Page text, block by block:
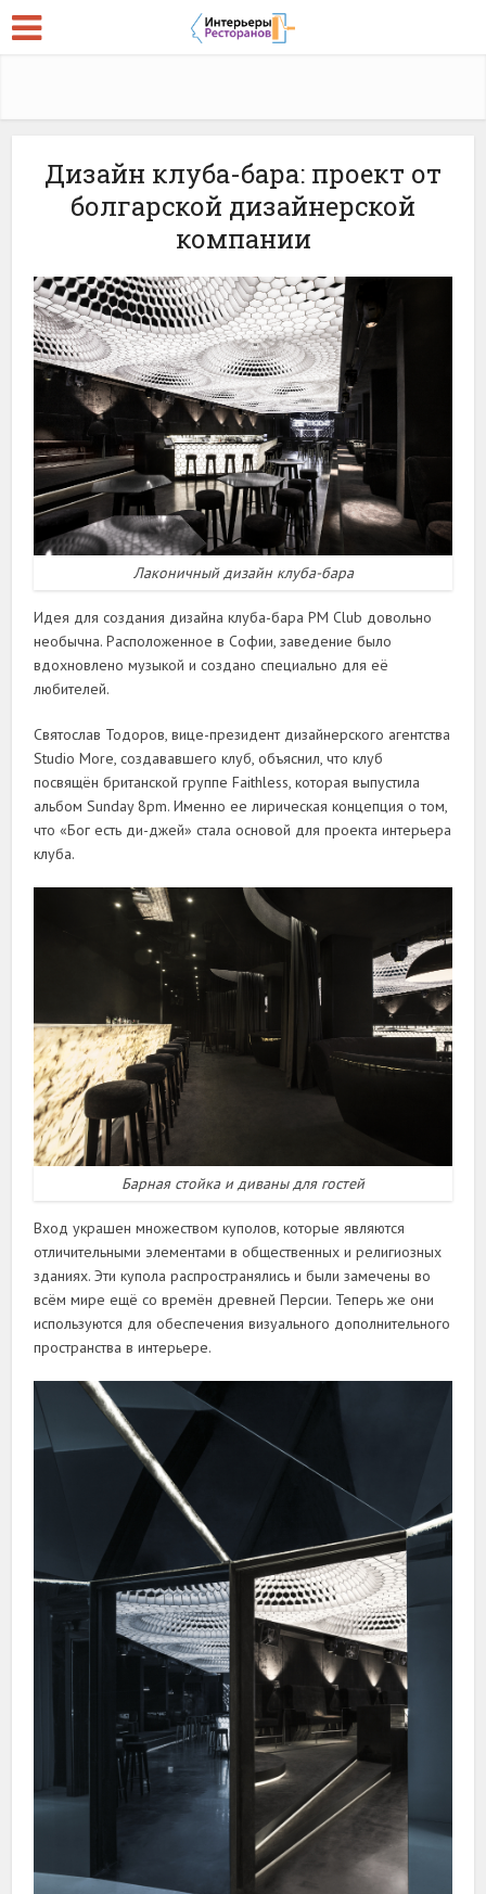
Дизайн клуба-бара: проект от
болгарской дизайнерской
компании
Лаконичный дизайн клуба-бара
Идея для создания дизайна клуба-бара PM Club довольно
необычна. Расположенное в Софии, заведение было
вдохновлено музыкой и создано специально для её
любителей.
Святослав Тодоров, вице-президент дизайнерского агентства
Studio More, создававшего клуб, объяснил, что клуб
посвящён британской группе Faithless, которая выпустила
альбом Sunday 8pm. Именно ее лирическая концепция о том,
что «Бог есть ди-джей» стала основой для проекта интерьера
клуба.
Барная стойка и диваны для гостей
Вход украшен множеством куполов, которые являются
отличительными элементами в общественных и религиозных
зданиях. Эти купола распространялись и были замечены во
всём мире ещё со времён древней Персии. Теперь же они
используются для обеспечения визуального дополнительного
пространства в интерьере.